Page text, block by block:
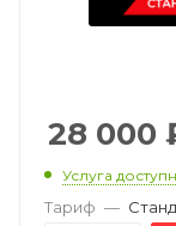
28 000
Услуга
Тариф —